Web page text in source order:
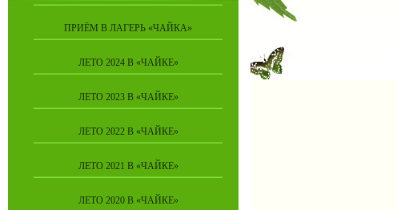
ПРИЁМ В ЛАГЕРЬ «ЧАЙКА»
ЛЕТО 2024 В «ЧАЙКЕ»
ЛЕТО 2023 В «ЧАЙКЕ»
ЛЕТО 2022 В «ЧАЙКЕ»
ЛЕТО 2021 В «ЧАЙКЕ»
ЛЕТО 2020 В «ЧАЙКЕ»